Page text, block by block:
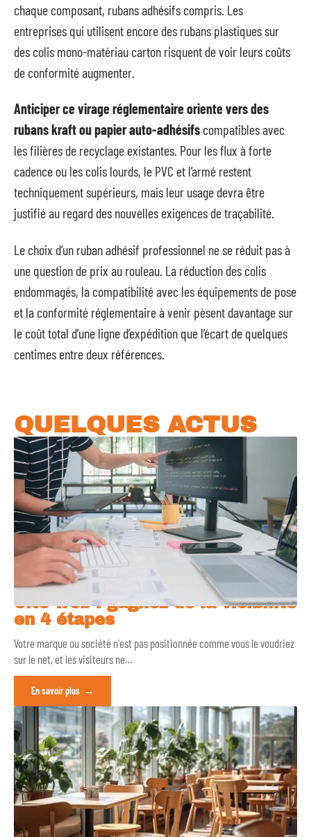
chaque composant, rubans adhésifs compris. Les
entreprises qui utilisent encore des rubans plastiques sur
des colis mono-matériau carton risquent de voir leurs coûts
de conformité augmenter.
Anticiper ce virage réglementaire oriente vers des
rubans kraft ou papier auto-adhésifs compatibles avec
les filières de recyclage existantes. Pour les flux à forte
cadence ou les colis lourds, le PVC et l’armé restent
techniquement supérieurs, mais leur usage devra être
justifié au regard des nouvelles exigences de traçabilité.
Le choix d’un ruban adhésif professionnel ne se réduit pas à
une question de prix au rouleau. La réduction des colis
endommagés, la compatibilité avec les équipements de pose
et la conformité réglementaire à venir pèsent davantage sur
le coût total d’une ligne d’expédition que l’écart de quelques
centimes entre deux références.
QUELQUES ACTUS
Site web : gagnez de la visibilité
en 4 étapes
Votre marque ou société n'est pas positionnée comme vous le voudriez
sur le net, et les visiteurs ne…
En savoir plus